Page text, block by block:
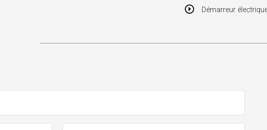
Démarreur